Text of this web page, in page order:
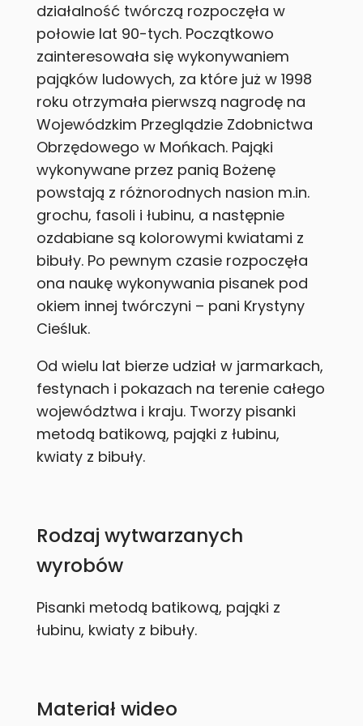
działalność twórczą rozpoczęła w
połowie lat 90-tych. Początkowo
zainteresowała się wykonywaniem
pająków ludowych, za które już w 1998
roku otrzymała pierwszą nagrodę na
Wojewódzkim Przeglądzie Zdobnictwa
Obrzędowego w Mońkach. Pająki
wykonywane przez panią Bożenę
powstają z różnorodnych nasion m.in.
grochu, fasoli i łubinu, a następnie
ozdabiane są kolorowymi kwiatami z
bibuły. Po pewnym czasie rozpoczęła
ona naukę wykonywania pisanek pod
okiem innej twórczyni – pani Krystyny
Cieśluk.
Od wielu lat bierze udział w jarmarkach,
festynach i pokazach na terenie całego
województwa i kraju. Tworzy pisanki
metodą batikową, pająki z łubinu,
kwiaty z bibuły.
Rodzaj wytwarzanych
wyrobów
Pisanki metodą batikową, pająki z
łubinu, kwiaty z bibuły.
Materiał wideo